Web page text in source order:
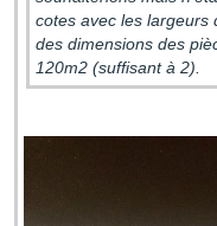
cotes avec les largeurs
des dimensions des
120m2 (suffisant à 2).